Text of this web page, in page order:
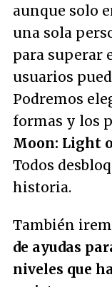
aunque solo
una sola
para superar
usuarios
Podremos
formas y los
Moon: Light
Todos
historia.
También
de ayudas
niveles que